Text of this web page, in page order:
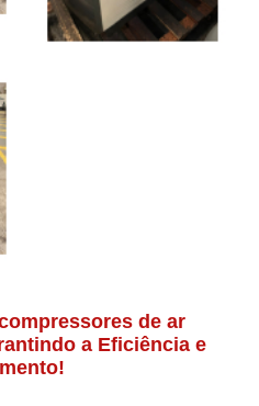
de ar
a Eficiência e